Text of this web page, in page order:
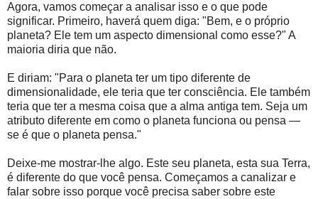
Agora, vamos começar a analisar isso e o que pode
significar. Primeiro, haverá quem diga: "Bem, e o próprio
planeta? Ele tem um aspecto dimensional como esse?" A
maioria diria que não.
E diriam: "Para o planeta ter um tipo diferente de
dimensionalidade, ele teria que ter consciência. Ele também
teria que ter a mesma coisa que a alma antiga tem. Seja um
atributo diferente em como o planeta funciona ou pensa —
se é que o planeta pensa."
Deixe-me mostrar-lhe algo. Este seu planeta, esta sua Terra,
é diferente do que você pensa. Começamos a canalizar e
falar sobre isso porque você precisa saber sobre este